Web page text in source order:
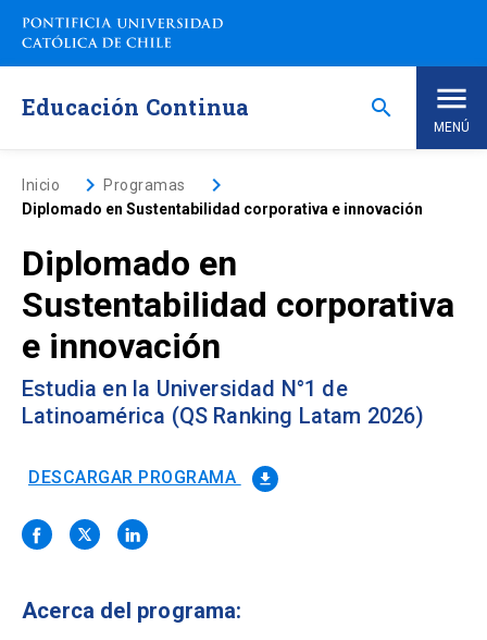
Saltar
contenido
Educación Continua search
MENÚ
Inicio
Programas de Estudio keyboard_arrow_down
Noticias
Solicitud Certificados(El
una
Portal Empresas(El
abre
Pagos y Convenios(El
enlace
Inicio keyboard_arrow_rightProgramas keyboard_arrow_right
Diplomado en Sustentabilidad corporativa e innovación
Diplomado en
Sustentabilidad corporativa
e innovación
Estudia en la Universidad N°1 de
Latinoamérica (QS Ranking Latam 2026)
DESCARGAR PROGRAMA file_download
Acerca del programa: